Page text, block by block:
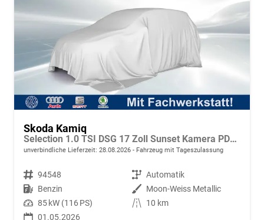
Skoda Kamiq
Selection 1.0 TSI DSG 17 Zoll Sunset Kamera PDC v+h
unverbindliche Lieferzeit: 28.08.2026 Fahrzeug mit Tageszulassung
Fahrzeugnr. 94548 Getriebe Automatik
Kraftstoff Benzin Außenfarbe Moon-Weiss Metallic
Leistung 85 kW (116 PS) Kilometerstand
10 km
01.05.2026